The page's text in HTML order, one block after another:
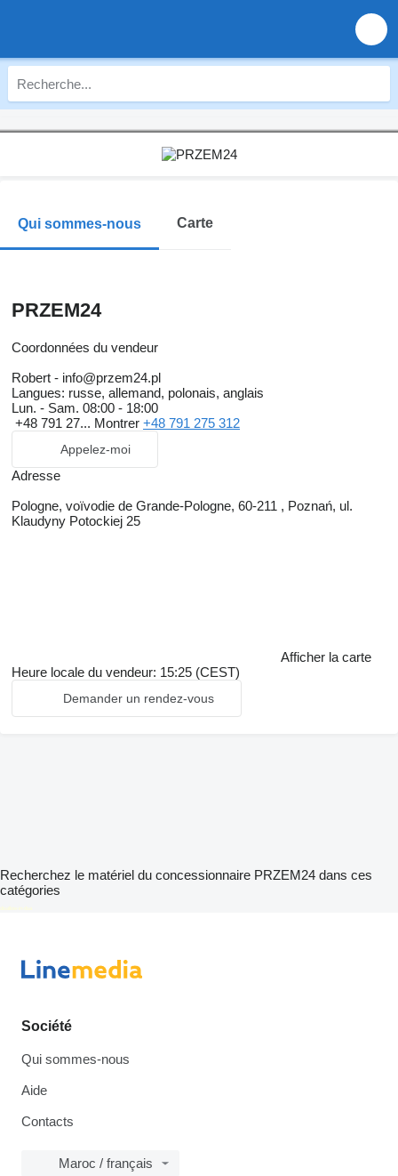
Qui sommes-nous Carte
PRZEM24
Coordonnées du vendeur
Robert - info@przem24.pl
Langues: russe, allemand, polonais, anglais
Lun. - Sam. 08:00 - 18:00
+48 791 27... Montrer +48 791 275 312
Appelez-moi
Adresse
Pologne, voïvodie de Grande-Pologne, 60-211 , Poznań, ul.
Klaudyny Potockiej 25
Afficher la carte
Heure locale du vendeur: 15:25 (CEST)
Demander un rendez-vous
Recherchez le matériel du concessionnaire PRZEM24 dans ces
catégories
disallow-in-dsa
Société
Qui sommes-nous
Aide
Contacts
Maroc / français